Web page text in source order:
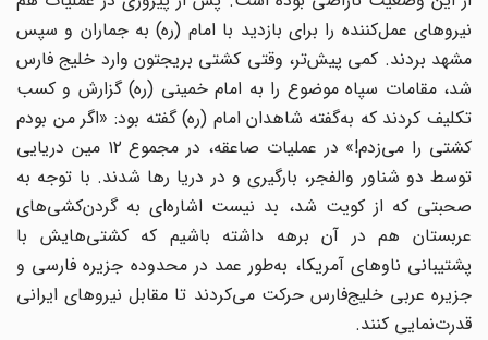
نیروهای عمل‌کننده را برای بازدید با امام (ره) به جماران و سپس
مشهد بردند. کمی پیش‌تر، وقتی کشتی بریجتون وارد خلیج فارس
شد، مقامات سپاه موضوع را به امام خمینی (ره) گزارش و کسب
تکلیف کردند که به‌گفته شاهدان امام (ره) گفته بود: «اگر من بودم
کشتی را می‌زدم!» در عملیات صاعقه، در مجموع ۱۲ مین دریایی
توسط دو شناور والفجر، بارگیری و در دریا رها شدند. با توجه به
صحبتی که از کویت شد، بد نیست اشاره‌ای به گردن‌کشی‌های
عربستان هم در آن برهه داشته باشیم که کشتی‌هایش با
پشتیبانی ناوهای آمریکا، به‌طور عمد در محدوده جزیره فارسی و
جزیره عربی خلیج‌فارس حرکت می‌کردند تا مقابل نیروهای ایرانی
قدرت‌نمایی کنند.